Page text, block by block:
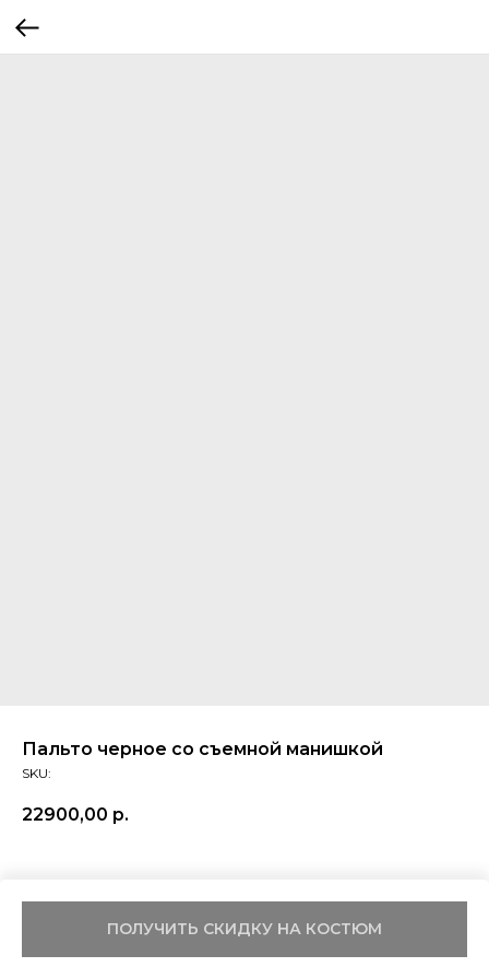
Пальто черное со съемной манишкой
SKU:
22900,00 р.
ПОЛУЧИТЬ СКИДКУ НА КОСТЮМ